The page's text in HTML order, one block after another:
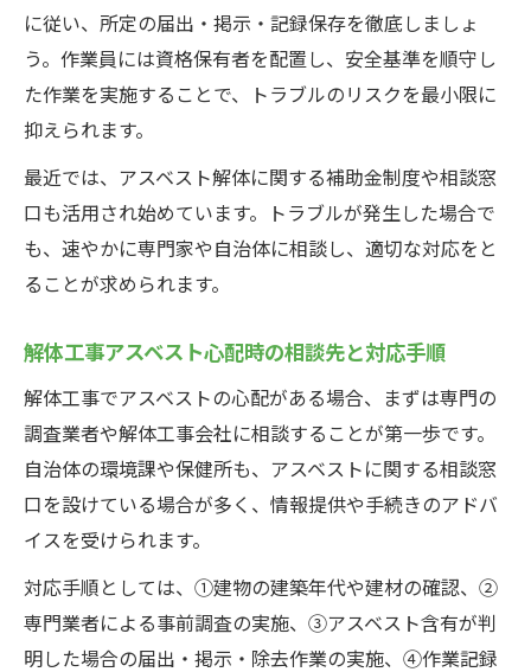
に従い、所定の届出・掲示・記録保存を徹底しましょ
う。作業員には資格保有者を配置し、安全基準を順守し
た作業を実施することで、トラブルのリスクを最小限に
抑えられます。
最近では、アスベスト解体に関する補助金制度や相談窓
口も活用され始めています。トラブルが発生した場合で
も、速やかに専門家や自治体に相談し、適切な対応をと
ることが求められます。
解体工事アスベスト心配時の相談先と対応手順
解体工事でアスベストの心配がある場合、まずは専門の
調査業者や解体工事会社に相談することが第一歩です。
自治体の環境課や保健所も、アスベストに関する相談窓
口を設けている場合が多く、情報提供や手続きのアドバ
イスを受けられます。
対応手順としては、①建物の建築年代や建材の確認、②
専門業者による事前調査の実施、③アスベスト含有が判
明した場合の届出・掲示・除去作業の実施、④作業記録